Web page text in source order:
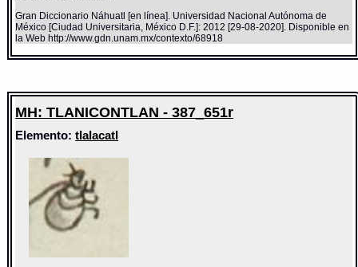
Gran Diccionario Náhuatl [en línea]. Universidad Nacional Autónoma de
México [Ciudad Universitaria, México D.F.]: 2012 [29-08-2020]. Disponible en
la Web http://www.gdn.unam.mx/contexto/68918
MH: TLANICONTLAN - 387_651r
Elemento:tlalacatl